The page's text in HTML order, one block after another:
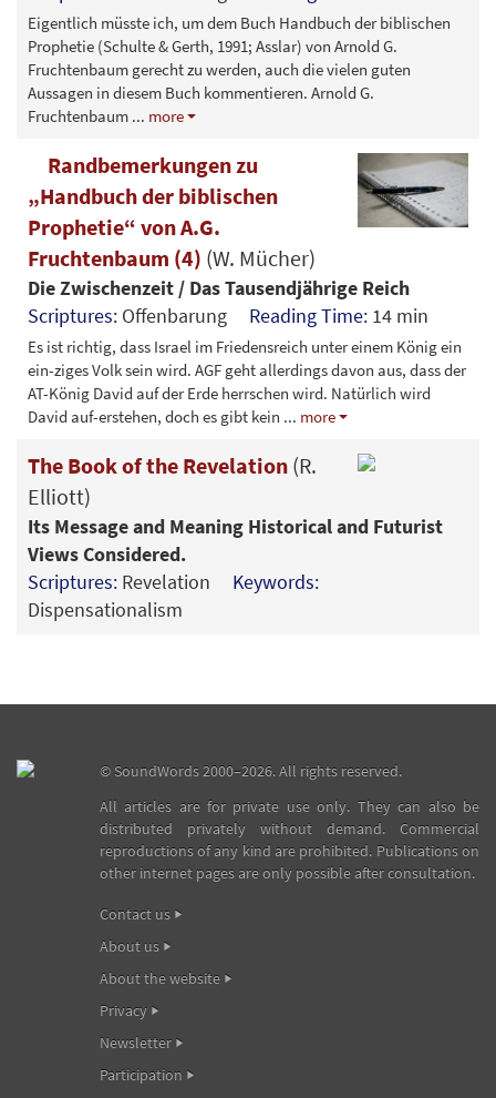
Eigentlich müsste ich, um dem Buch Handbuch der biblischen
Prophetie (Schulte & Gerth, 1991; Asslar) von Arnold G.
Fruchtenbaum gerecht zu werden, auch die vielen guten
Aussagen in diesem Buch kommentieren. Arnold G.
Fruchtenbaum ... more
Randbemerkungen zu
„Handbuch der biblischen
Prophetie“ von A.G.
Fruchtenbaum (4) (W. Mücher)
Die Zwischenzeit / Das Tausendjährige Reich
Scriptures: Offenbarung Reading Time: 14 min
Es ist richtig, dass Israel im Friedensreich unter einem König ein
ein-ziges Volk sein wird. AGF geht allerdings davon aus, dass der
AT-König David auf der Erde herrschen wird. Natürlich wird
David auf-erstehen, doch es gibt kein ... more
The Book of the Revelation (R.
Elliott)
Its Message and Meaning Historical and Futurist
Views Considered.
Scriptures: Revelation Keywords:
Dispensationalism
©SoundWords2000–2026. All rights reserved.
All articles are for private use only. They can also be
distributed privately without demand. Commercial
reproductions of any kind are prohibited. Publications on
other internet pages are only possible after consultation.
Contact us
About us
About the website
Privacy
Newsletter
Participation